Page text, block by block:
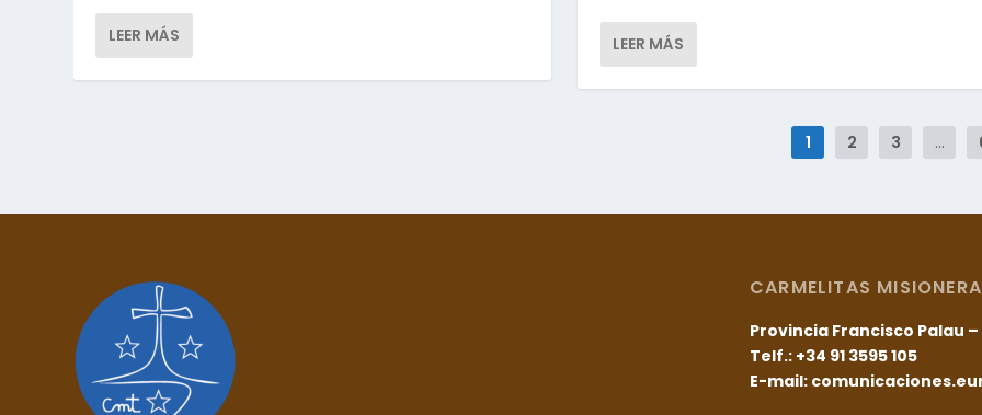
LEER MÁS LEER MÁS
1 2 3 ...
CARMELITAS
Provincia Francisco Palau
Telf.: +34 91 3595 105
E-mail: